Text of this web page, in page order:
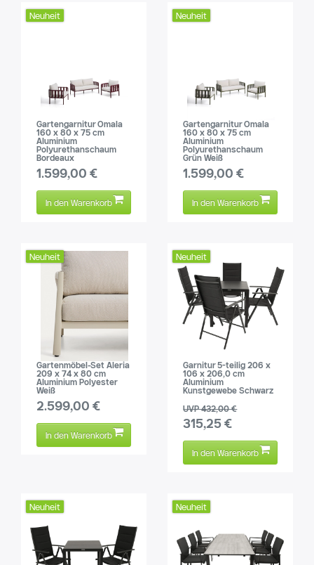
Neuheit
Gartengarnitur Omala
160 x 80 x 75 cm
Aluminium
Polyurethanschaum
Bordeaux
1.599,00 €
In den Warenkorb
Neuheit
Gartengarnitur Omala
160 x 80 x 75 cm
Aluminium
Polyurethanschaum
Grün Weiß
1.599,00 €
In den Warenkorb
Neuheit
Gartenmöbel-Set Aleria
209 x 74 x 80 cm
Aluminium Polyester
Weiß
2.599,00 €
In den Warenkorb
Neuheit
Garnitur 5-teilig 206 x
106 x 206,0 cm
Aluminium
Kunstgewebe Schwarz
UVP 432,00 €
315,25 €
In den Warenkorb
Neuheit Neuheit